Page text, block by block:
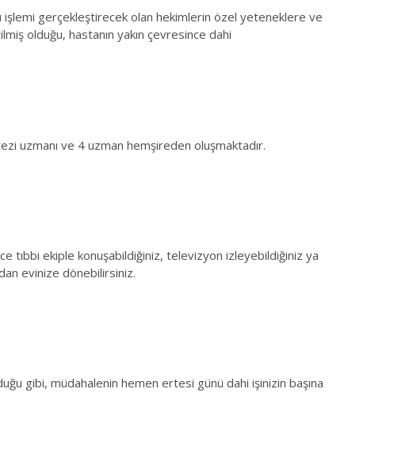
işlemi gerçekleştirecek olan hekimlerin özel yeteneklere ve
olduğu, hastanın yakın çevresince dahi
uzmanı ve 4 uzman hemşireden oluşmaktadır.
tıbbi ekiple konuşabildiğiniz, televizyon izleyebildiğiniz ya
evinize dönebilirsiniz.
gibi, müdahalenin hemen ertesi günü dahi işinizin başına